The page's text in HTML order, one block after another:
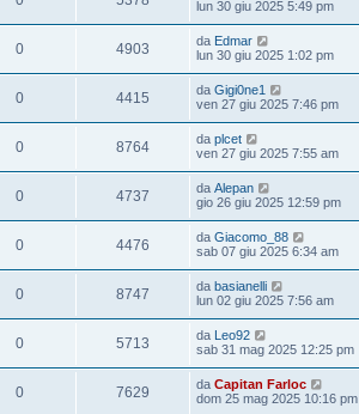
lun 30 giu 2025 5:49 pm
0 4903 da Edmar
lun 30 giu 2025 1:02 pm
0 4415 da Gigi0ne1
ven 27 giu 2025 7:46 pm
0 8764 da plcet
ven 27 giu 2025 7:55 am
0 4737 da Alepan
gio 26 giu 2025 12:59 pm
0 4476 da Giacomo_88
sab 07 giu 2025 6:34 am
0 8747 da basianelli
lun 02 giu 2025 7:56 am
0 5713 da Leo92
sab 31 mag 2025 12:25 pm
0 7629 da Capitan Farloc
dom 25 mag 2025 10:16 pm